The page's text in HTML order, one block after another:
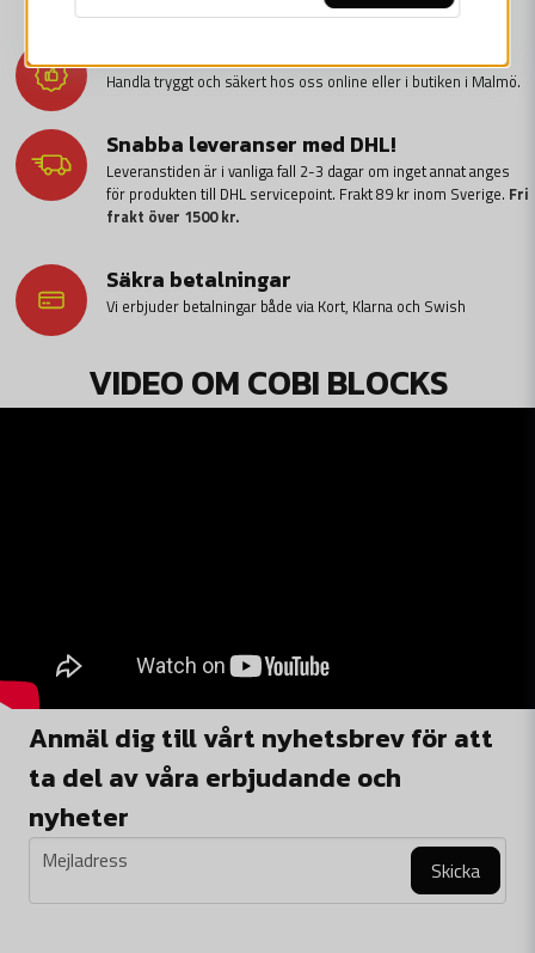
Handla tryggt och säkert hos oss online eller i butiken i Malmö.
Snabba leveranser med DHL!
Leveranstiden är i vanliga fall 2-3 dagar om inget annat anges
för produkten till DHL servicepoint. Frakt 89 kr inom Sverige. Fri
frakt över 1500 kr.
Säkra betalningar
Vi erbjuder betalningar både via Kort, Klarna och Swish
VIDEO OM COBI BLOCKS
Anmäl dig till vårt nyhetsbrev för att
ta del av våra erbjudande och
nyheter
email
Mejladress Skicka